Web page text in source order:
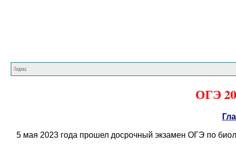
ОГЭ
5 мая 2023 года прошел досрочный экзамен ОГЭ по